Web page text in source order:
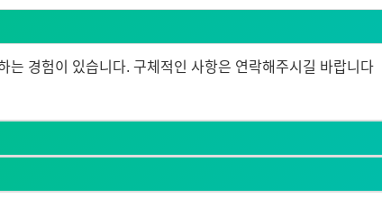
는 경험이 있습니다. 구체적인 사항은 연락해주시길 바랍니다